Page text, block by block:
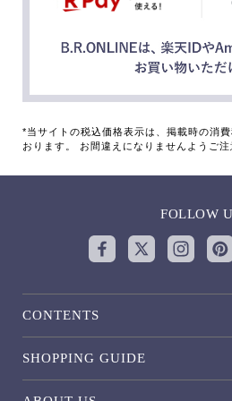
*当サイトの税込価格表示は、掲載時の消
おります。 お間違えになりませんようご注
FOLLOW
CONTENTS
SHOPPING GUIDE